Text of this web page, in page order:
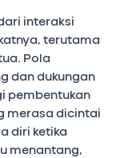
interaksi
terutama
Pola
dan dukungan
pembentukan
merasa dicintai
diri ketika
menantang,